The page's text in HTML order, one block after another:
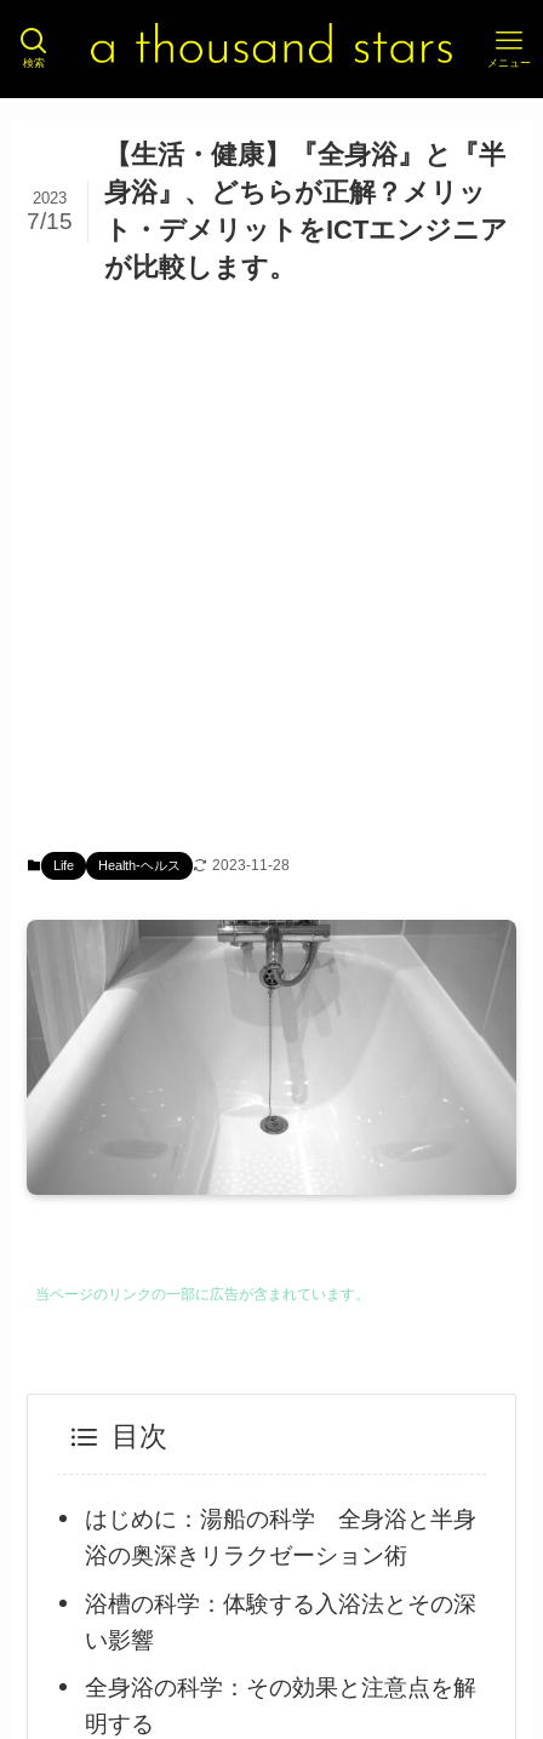
検索 メニュー
【生活・健康】『全身浴』と『半
身浴』、どちらが正解？メリッ
ト・デメリットをICTエンジニア
が比較します。
2023
7/15
Life Health-ヘルス 2023-11-28
当ページのリンクの一部に広告が含まれています。
目次
はじめに：湯船の科学 全身浴と半身
浴の奥深きリラクゼーション術
浴槽の科学：体験する入浴法とその深
い影響
全身浴の科学：その効果と注意点を解
明する